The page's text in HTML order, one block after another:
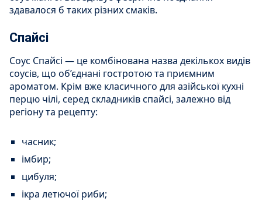
здавалося б таких різних смаків.
Спайсі
Соус Спайсі — це комбінована назва декількох видів
соусів, що об’єднані гостротою та приємним
ароматом. Крім вже класичного для азійської кухні
перцю чілі, серед складників спайсі, залежно від
регіону та рецепту:
часник;
імбир;
цибуля;
ікра летючої риби;